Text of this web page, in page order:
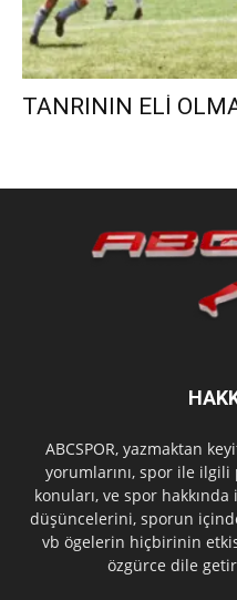
TANRININ ELİ
ABCSPOR, yazmaktan
yorumlarını, spor ile
konuları, ve spor
düşüncelerini, sporun
vb ögelerin hiçbirinin
özgürce dile